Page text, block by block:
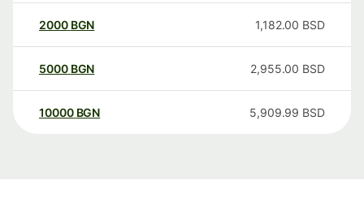
2000 BGN 1,182.00 BSD
5000 BGN 2,955.00 BSD
10000 BGN 5,909.99 BSD